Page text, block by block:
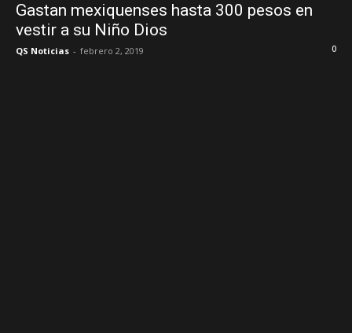
Gastan mexiquenses hasta 300 pesos en
vestir a su Niño Dios
QS Noticias - febrero 2, 2019 0